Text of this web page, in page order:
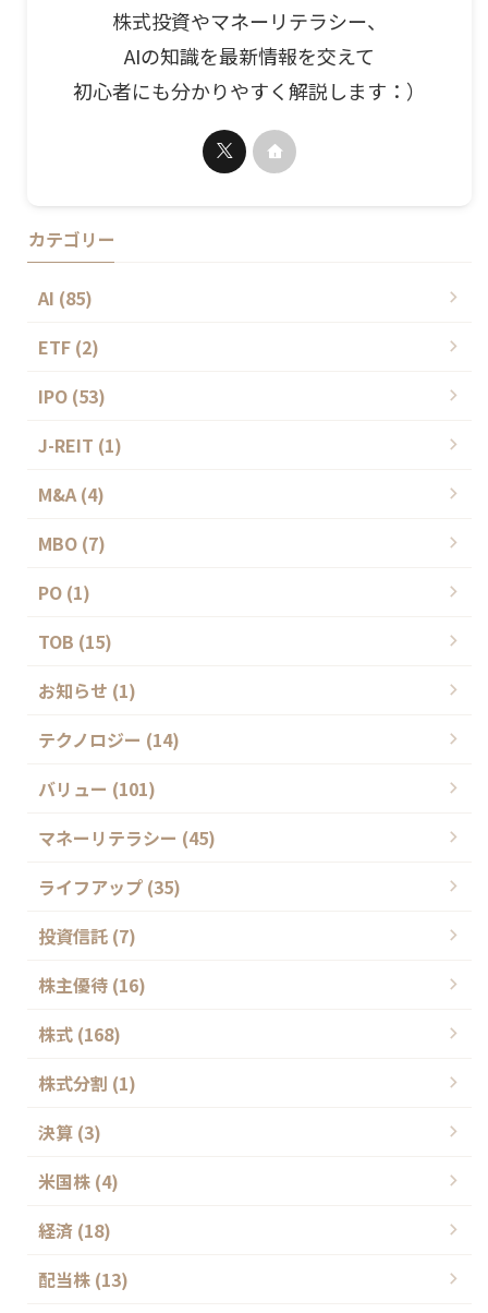
株式投資やマネーリテラシー、
AIの知識を最新情報を交えて
初心者にも分かりやすく解説します：）
カテゴリー
AI (85)
ETF (2)
IPO (53)
J-REIT (1)
M&A (4)
MBO (7)
PO (1)
TOB (15)
お知らせ (1)
テクノロジー (14)
バリュー (101)
マネーリテラシー (45)
ライフアップ (35)
投資信託 (7)
株主優待 (16)
株式 (168)
株式分割 (1)
決算 (3)
米国株 (4)
経済 (18)
配当株 (13)